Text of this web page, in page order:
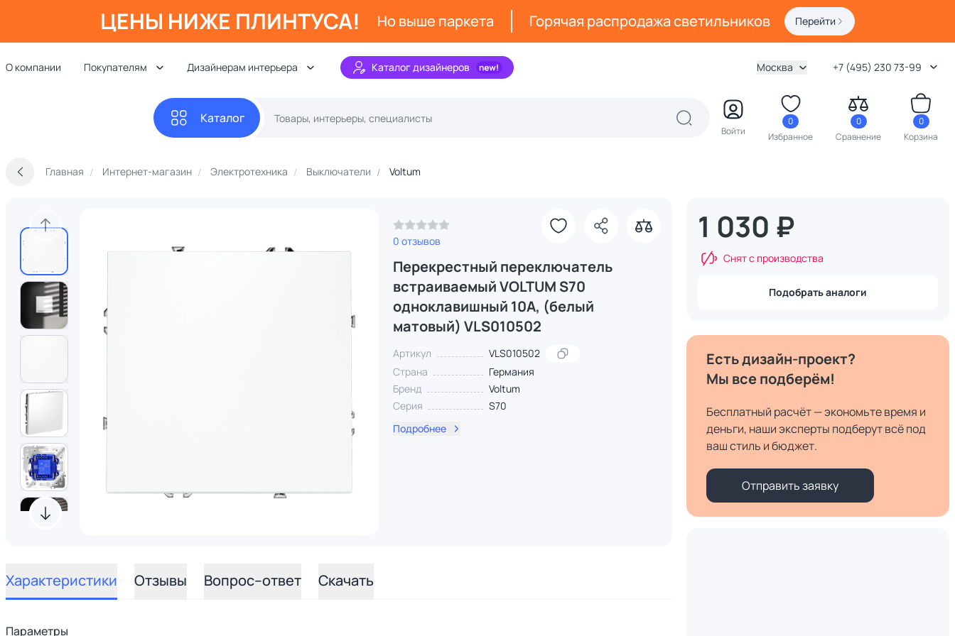
ЦЕНЫ НИЖЕ ПЛИНТУСА! Но выше паркета Горячая распродажа светильников Перейти
О компании Покупателям Дизайнерам интерьера Каталог дизайнеров Москва +7 (495) 230 73-99
Каталог
Войти
0
Избранное
0
Сравнение
0
Корзина
Главная Интернет-магазин Электротехника Выключатели Voltum
0 отзывов
Перекрестный переключатель
встраиваемый VOLTUM S70
одноклавишный 10А, (белый
матовый) VLS010502
Артикул
VLS010502
Страна
Германия
Бренд
Voltum
Серия
S70
Подробнее
Характеристики Отзывы Вопрос–ответ Скачать
Параметры
Закрыть 1 030 ₽
Снят с производства
Подобрать аналоги
Есть дизайн-проект?
Мы все подберём!
Бесплатный расчёт — экономьте время и
деньги, наши эксперты подберут всё под
ваш стиль и бюджет.
Отправить заявку